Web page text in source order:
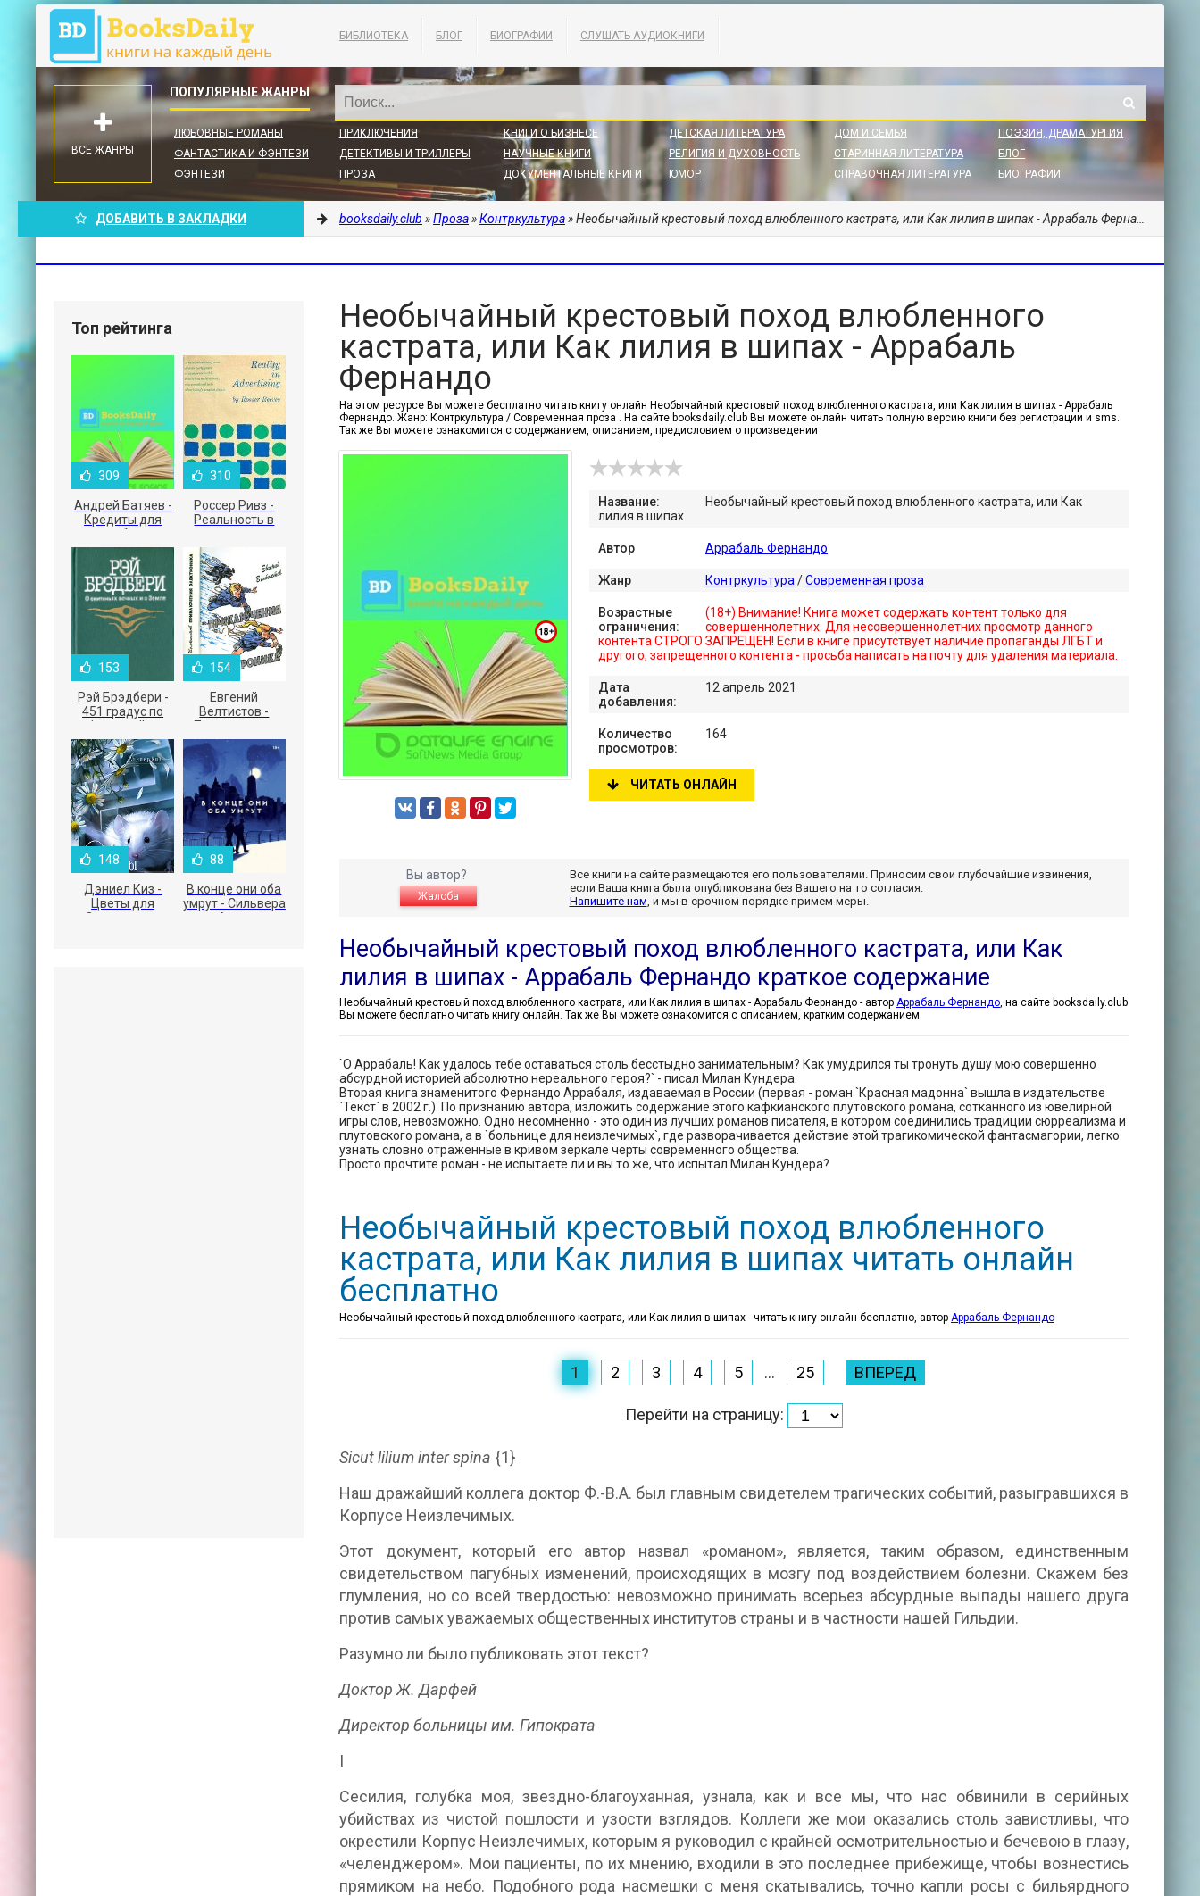
БИБЛИОТЕКА БЛОГ БИОГРАФИИ СЛУШАТЬ АУДИОКНИГИ
ЛЮБОВНЫЕ РОМАНЫ
ФАНТАСТИКА И ФЭНТЕЗИ
ФЭНТЕЗИ
ПРИКЛЮЧЕНИЯ
ДЕТЕКТИВЫ И ТРИЛЛЕРЫ
ПРОЗА
КНИГИ О БИЗНЕСЕ
НАУЧНЫЕ КНИГИ
ДОКУМЕНТАЛЬНЫЕ КНИГИ
ДЕТСКАЯ ЛИТЕРАТУРА
РЕЛИГИЯ И ДУХОВНОСТЬ
ЮМОР
ДОМ И СЕМЬЯ
СТАРИННАЯ ЛИТЕРАТУРА
СПРАВОЧНАЯ ЛИТЕРАТУРА
ПОЭЗИЯ, ДРАМАТУРГИЯ
БЛОГ
БИОГРАФИИ
ВСЕ ЖАНРЫ
ДОБАВИТЬ В ЗАКЛАДКИ booksdaily.club »Проза»Контркультура» Необычайный крестовый поход влюбленного кастрата, или Как лилия в шипах - Аррабаль Фернандо
Необычайный крестовый поход влюбленного
кастрата, или Как лилия в шипах - Аррабаль
Фернандо
На этом ресурсе Вы можете бесплатно читать книгу онлайн Необычайный крестовый поход влюбленного кастрата, или Как лилия в шипах - Аррабаль
Фернандо. Жанр: Контркультура / Современная проза . На сайте booksdaily.club Вы можете онлайн читать полную версию книги без регистрации и sms.
Так же Вы можете ознакомится с содержанием, описанием, предисловием о произведении
Название:
Необычайный крестовый поход влюбленного кастрата, или Как
лилия в шипах
Автор Аррабаль Фернандо
Жанр Контркультура /Современная проза
Возрастные
ограничения:
(18+) Внимание! Книга может содержать контент только для
совершеннолетних. Для несовершеннолетних просмотр данного
контента СТРОГО ЗАПРЕЩЕН! Если в книге присутствует наличие пропаганды ЛГБТ и
другого, запрещенного контента - просьба написать на почту для удаления материала.
Дата
добавления:
12 апрель 2021
Количество
просмотров:
164
ЧИТАТЬ ОНЛАЙН
Вы автор?
Жалоба
Все книги на сайте размещаются его пользователями. Приносим свои глубочайшие извинения,
если Ваша книга была опубликована без Вашего на то согласия.
Напишите нам, и мы в срочном порядке примем меры.
Необычайный крестовый поход влюбленного кастрата, или Как
лилия в шипах - Аррабаль Фернандо краткое содержание
Необычайный крестовый поход влюбленного кастрата, или Как лилия в шипах - Аррабаль Фернандо - автор Аррабаль Фернандо, на сайте booksdaily.club
Вы можете бесплатно читать книгу онлайн. Так же Вы можете ознакомится с описанием, кратким содержанием.
`О Аррабаль! Как удалось тебе оставаться столь бесстыдно занимательным? Как умудрился ты тронуть душу мою совершенно
абсурдной историей абсолютно нереального героя?` - писал Милан Кундера.
Вторая книга знаменитого Фернандо Аррабаля, издаваемая в России (первая - роман `Красная мадонна` вышла в издательстве
`Текст` в 2002 г.). По признанию автора, изложить содержание этого кафкианского плутовского романа, сотканного из ювелирной
игры слов, невозможно. Одно несомненно - это один из лучших романов писателя, в котором соединились традиции сюрреализма и
плутовского романа, а в `больнице для неизлечимых`, где разворачивается действие этой трагикомической фантасмагории, легко
узнать словно отраженные в кривом зеркале черты современного общества.
Просто прочтите роман - не испытаете ли и вы то же, что испытал Милан Кундера?
Необычайный крестовый поход влюбленного
кастрата, или Как лилия в шипах читать онлайн
бесплатно
Необычайный крестовый поход влюбленного кастрата, или Как лилия в шипах - читать книгу онлайн бесплатно, автор Аррабаль Фернандо
1 2 3 4 5 ... 25 ВПЕРЕД
Перейти на страницу:
Sicut lilium inter spina {1}
Наш дражайший коллега доктор Ф.-В.А. был главным свидетелем трагических событий, разыгравшихся в
Корпусе Неизлечимых.
Этот документ, который его автор назвал «романом», является, таким образом, единственным
свидетельством пагубных изменений, происходящих в мозгу под воздействием болезни. Скажем без
глумления, но со всей твердостью: невозможно принимать всерьез абсурдные выпады нашего друга
против самых уважаемых общественных институтов страны и в частности нашей Гильдии.
Разумно ли было публиковать этот текст?
Доктор Ж. Дарфей
Директор больницы им. Гипократа
I
Сесилия, голубка моя, звездно-благоуханная, узнала, как и все мы, что нас обвинили в серийных
убийствах из чистой пошлости и узости взглядов. Коллеги же мои оказались столь завистливы, что
окрестили Корпус Неизлечимых, которым я руководил с крайней осмотрительностью и бечевою в глазу,
«челенджером». Мои пациенты, по их мнению, входили в это последнее прибежище, чтобы вознестись
прямиком на небо. Подобного рода насмешки с меня скатывались, точно капли росы с бильярдного
Топ рейтинга
309
Андрей Батяев -
Кредиты для
малого бизнеса
310
Россер Ривз -
Реальность в
153
Рэй Брэдбери -
451 градус по
Фаренгейту
154
Евгений
Велтистов -
Приключения
Электроника
148
Дэниел Киз -
Цветы для
Элджернона
88
В конце они оба
умрут - Сильвера
Адам